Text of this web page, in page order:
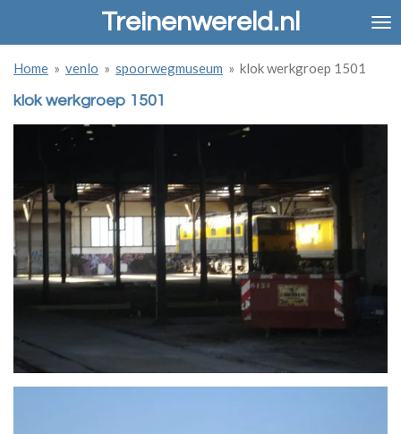
de
hoofdinhoud
Treinenwereld.nl
Home » venlo » spoorwegmuseum » klok werkgroep 1501
klok werkgroep 1501